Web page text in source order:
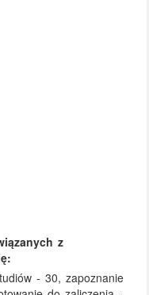
z
- 30, zapoznanie